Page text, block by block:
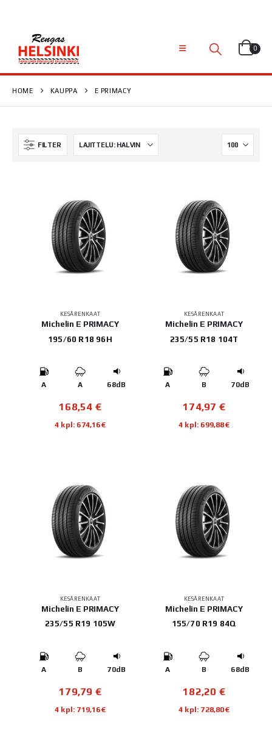
0
HOME KAUPPA E PRIMACY
FILTER
KESÄRENKAAT
Michelin E PRIMACY
195/60 R18 96H
A A 68dB
168,54 €
4 kpl: 674,16€
KESÄRENKAAT
Michelin E PRIMACY
235/55 R18 104T
A B 70dB
174,97 €
4 kpl: 699,88€
KESÄRENKAAT
Michelin E PRIMACY
235/55 R19 105W
A B 70dB
179,79 €
4 kpl: 719,16€
KESÄRENKAAT
Michelin E PRIMACY
155/70 R19 84Q
A B 68dB
182,20 €
4 kpl: 728,80€